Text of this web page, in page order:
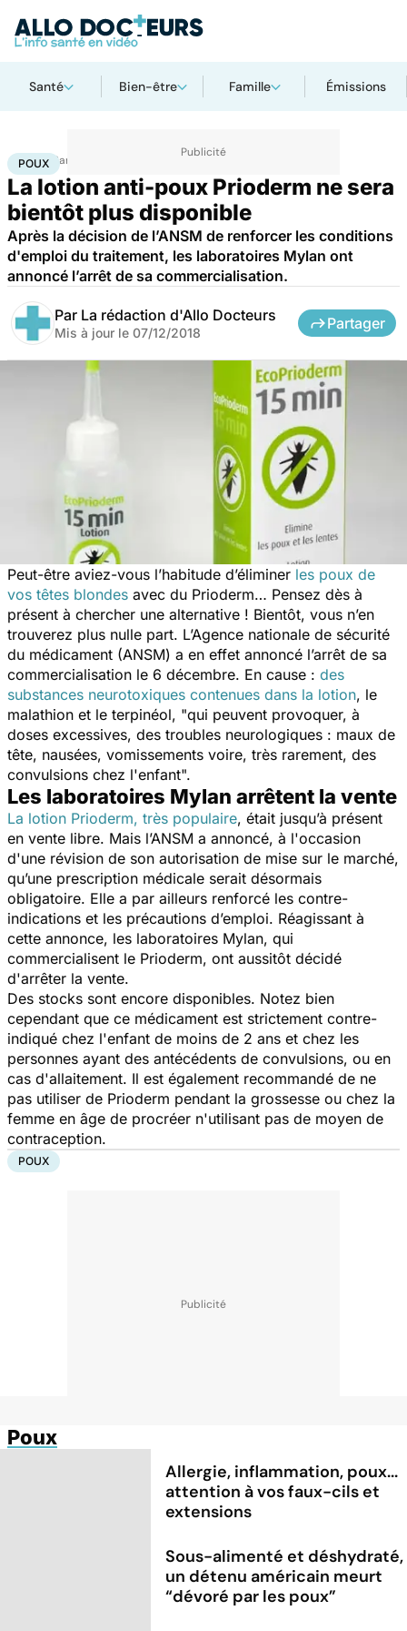
Santé Bien-être Famille Émissions
Accueil Santé
POUX
La lotion anti-poux Prioderm ne sera
bientôt plus disponible
Après la décision de l’ANSM de renforcer les conditions
d'emploi du traitement, les laboratoires Mylan ont
annoncé l’arrêt de sa commercialisation.
Par La rédaction d'Allo Docteurs
Mis à jour le 07/12/2018
Partager
Peut-être aviez-vous l’habitude d’éliminer les poux de
vos têtes blondes avec du Prioderm… Pensez dès à
présent à chercher une alternative ! Bientôt, vous n’en
trouverez plus nulle part. L’Agence nationale de sécurité
du médicament (ANSM) a en effet annoncé l’arrêt de sa
commercialisation le 6 décembre. En cause : des
substances neurotoxiques contenues dans la lotion, le
malathion et le terpinéol, "qui peuvent provoquer, à
doses excessives, des troubles neurologiques : maux de
tête, nausées, vomissements voire, très rarement, des
convulsions chez l'enfant".
Les laboratoires Mylan arrêtent la vente
La lotion Prioderm, très populaire, était jusqu’à présent
en vente libre. Mais l’ANSM a annoncé, à l'occasion
d'une révision de son autorisation de mise sur le marché,
qu’une prescription médicale serait désormais
obligatoire. Elle a par ailleurs renforcé les contre-
indications et les précautions d’emploi. Réagissant à
cette annonce, les laboratoires Mylan, qui
commercialisent le Prioderm, ont aussitôt décidé
d'arrêter la vente.
Des stocks sont encore disponibles. Notez bien
cependant que ce médicament est strictement contre-
indiqué chez l'enfant de moins de 2 ans et chez les
personnes ayant des antécédents de convulsions, ou en
cas d'allaitement. Il est également recommandé de ne
pas utiliser de Prioderm pendant la grossesse ou chez la
femme en âge de procréer n'utilisant pas de moyen de
contraception.
POUX
Poux
Allergie, inflammation, poux...
attention à vos faux-cils et
extensions
Sous-alimenté et déshydraté,
un détenu américain meurt
“dévoré par les poux”